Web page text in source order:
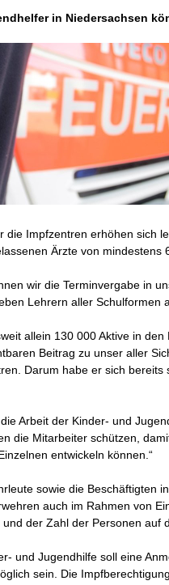
in Niedersachsen
die Impfzentren erhöhen sich
Ärzte von mindestens
wir die Terminvergabe in
Lehrern aller
allein 130 000 Aktive in
Beitrag zu unser aller
Darum habe er sich
Arbeit der Kinder- und
die Mitarbeiter schützen,
entwickeln können.“
sowie die Beschäftigten
auch im Rahmen von
der Zahl der Personen auf
und Jugendhilfe soll eine
sein. Die